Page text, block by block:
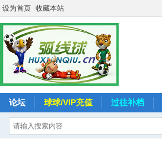
设为首页 收藏本站
论坛 球球/VIP充值 过往补档